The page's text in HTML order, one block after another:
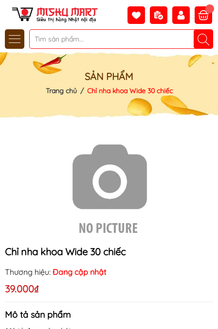
SẢN PHẨM
Trang chủ / Chỉ nha khoa Wide 30 chiếc
Chỉ nha khoa Wide 30 chiếc
Thương hiệu: Đang cập nhật
39.000₫
Mô tả sản phẩm